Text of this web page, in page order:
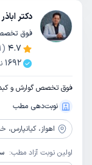
دکتر
4.7
(
1692
فوق تخصص گوارش و کبد
نوبت‌دهی مطب
اهواز،کیانپارس، خیابان 11 غربی، فاز 1،
اولین نوبت آزاد مطب: